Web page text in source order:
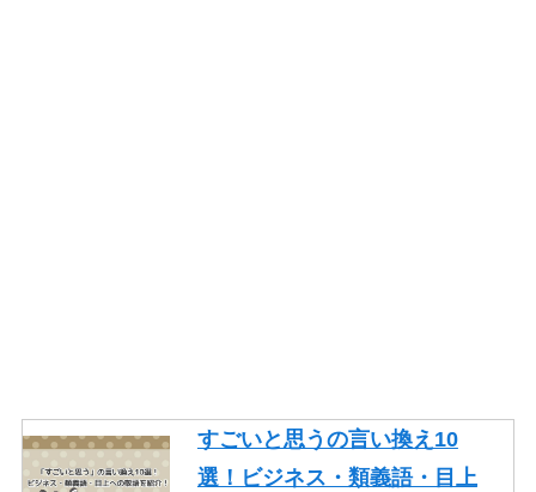
すごいと思うの言い換え10
選！ビジネス・類義語・目上